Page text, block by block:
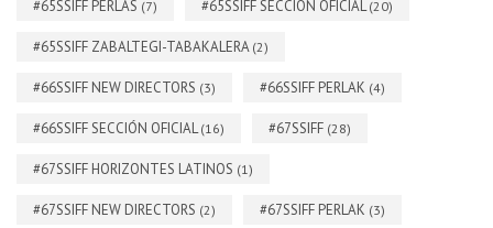
#65SSIFF PERLAS (7) #65SSIFF SECCIÓN OFICIAL(20)
#65SSIFF ZABALTEGI-TABAKALERA (2)
#66SSIFF NEW DIRECTORS (3) #66SSIFF PERLAK (4)
#66SSIFF SECCIÓN OFICIAL(16) #67SSIFF (28)
#67SSIFF HORIZONTES LATINOS (1)
#67SSIFF NEW DIRECTORS (2) #67SSIFF PERLAK (3)